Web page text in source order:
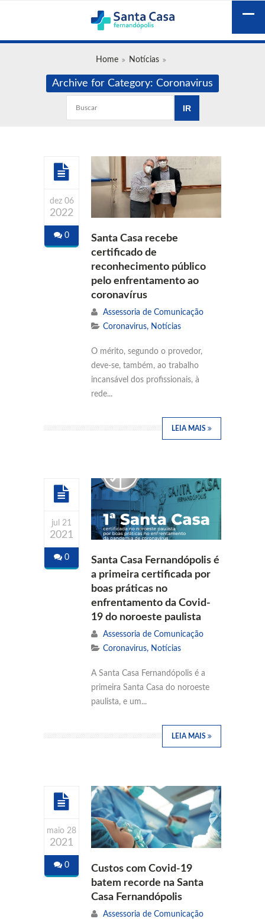
Home Notícias
Archive for Category: Coronavirus
dez 06
2022
0
Santa Casa recebe
certificado de
reconhecimento público
pelo enfrentamento ao
coronavírus
Assessoria de Comunicação
Coronavirus, Notícias
O mérito, segundo o provedor,
deve-se, também, ao trabalho
incansável dos profissionais, à
rede...
LEIA MAIS
jul 21
2021
0
Santa Casa Fernandópolis é
a primeira certificada por
boas práticas no
enfrentamento da Covid-
19 do noroeste paulista
Assessoria de Comunicação
Coronavirus, Notícias
A Santa Casa Fernandópolis é a
primeira Santa Casa do noroeste
paulista, e um...
LEIA MAIS
maio 28
2021
0
Custos com Covid-19
batem recorde na Santa
Casa Fernandópolis
Assessoria de Comunicação